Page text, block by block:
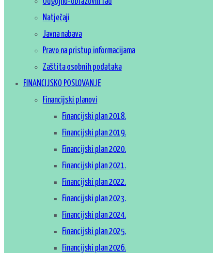
Natječaji
Javna nabava
Pravo na pristup informacijama
Zaštita osobnih podataka
FINANCIJSKO POSLOVANJE
Financijski planovi
Financijski plan 2018.
Financijski plan 2019.
Financijski plan 2020.
Financijski plan 2021.
Financijski plan 2022.
Financijski plan 2023.
Financijski plan 2024.
Financijski plan 2025.
Financijski plan 2026.